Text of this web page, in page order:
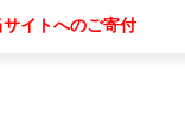
サイトへのご寄付